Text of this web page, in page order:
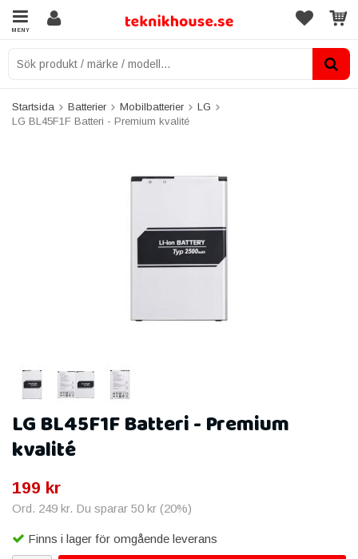
MENY
Startsida Batterier Mobilbatterier
LG
LG BL45F1F Batteri - Premium kvalité
LG BL45F1F Batteri - Premium
kvalité
199 kr
Ord. 249 kr. Du sparar 50 kr (20%)
Finns i lager för omgående leverans